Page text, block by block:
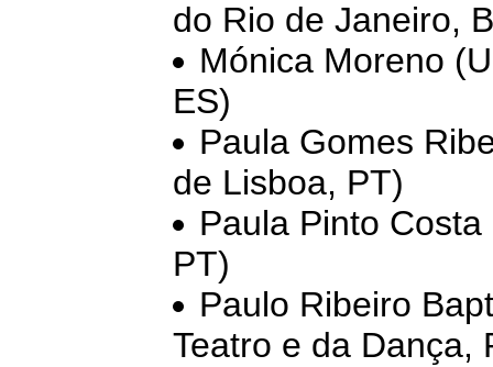
do Rio de Janeiro,
Mónica Moreno
ES)
Paula Gomes
de Lisboa, PT)
Paula Pinto
PT)
Paulo Ribeiro
Teatro e da Dança,